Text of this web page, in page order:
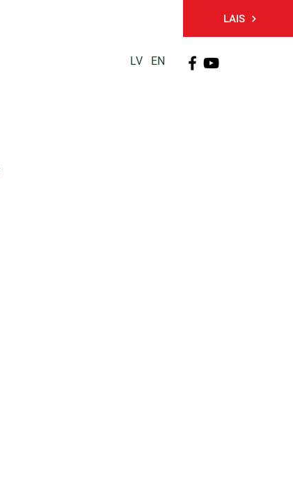
LAIS
LV EN